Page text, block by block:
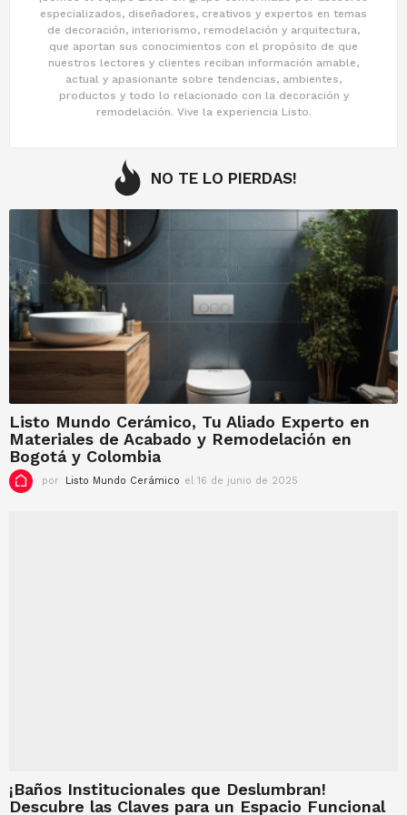
especializados, diseñadores, creativos y expertos en temas
de decoración, interiorismo, remodelación y arquitectura,
que aportan sus conocimientos con el propósito de que
nuestros lectores y clientes reciban información amable,
actual y apasionante sobre tendencias, ambientes,
productos y todo lo relacionado con la decoración y
remodelación. Vive la experiencia Listo.
NO TE LO PIERDAS!
Listo Mundo Cerámico, Tu Aliado Experto en
Materiales de Acabado y Remodelación en
Bogotá y Colombia
por Listo Mundo Cerámico el 16 de junio de 2025
¡Baños Institucionales que Deslumbran!
Descubre las Claves para un Espacio Funcional